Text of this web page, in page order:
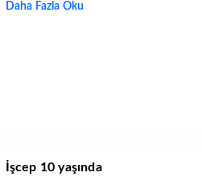
Daha Fazla Oku
İşcep 10 yaşında